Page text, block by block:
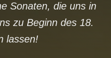
Sonaten, die uns in
zu Beginn des 18.
lassen!